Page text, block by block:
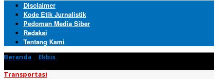
Disclaimer
Kode Etik Jurnalistik
Pedoman Media Siber
Redaksi
Tentang Kami
Beranda Ekbis
Transportasi